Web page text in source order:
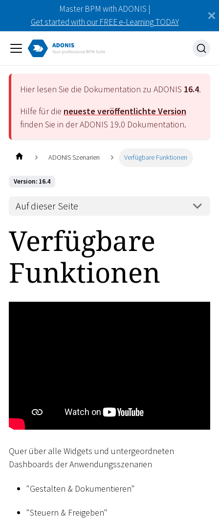
Master BPM with ADONIS |
Get started with our FREE e-Learning TODAY
Hier lesen Sie die Dokumentation zu ADONIS 16.4.
Hilfe für die neueste veröffentlichte Version
finden Sie in der ADONIS 19.0 Dokumentation.
ADONIS Szenarien Verfügbare Funktionen
Version: 16.4
Auf dieser Seite
Verfügbare
Funktionen
Quer über alle Widgets und untergeordneten
Dashboards der Anwendungsszenarien
"Gestalten & Dokumentieren"
"Steuern & Freigeben"